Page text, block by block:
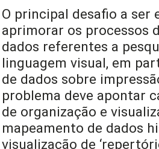
O principal desafio a
aprimorar os processos
dados referentes a
linguagem visual, em
de dados sobre
problema deve apontar
de organização e
mapeamento de dados
visualização de